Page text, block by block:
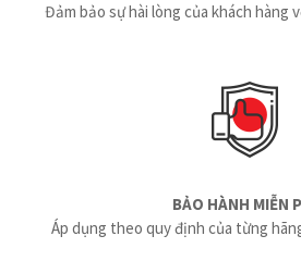
Đảm bảo sự hài lòng của khách hàng
BẢO HÀNH MIỄN
Áp dụng theo quy định của từng